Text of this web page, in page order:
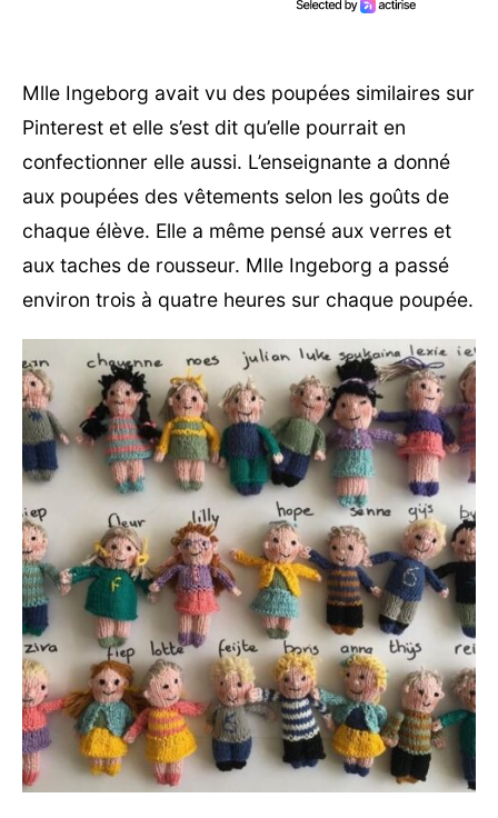
Mlle Ingeborg avait vu des poupées similaires sur
Pinterest et elle s’est dit qu’elle pourrait en
confectionner elle aussi. L’enseignante a donné
aux poupées des vêtements selon les goûts de
chaque élève. Elle a même pensé aux verres et
aux taches de rousseur. Mlle Ingeborg a passé
environ trois à quatre heures sur chaque poupée.